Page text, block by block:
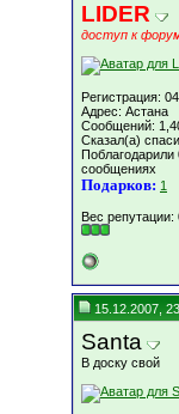
LIDER
доступ к
Регистрация:
Адрес: Астана
Сообщений:
Сказал(а)
Поблагодарили
сообщениях
Подарков: 1
Вес репутации:
15.12.2007,
Santa
В доску свой